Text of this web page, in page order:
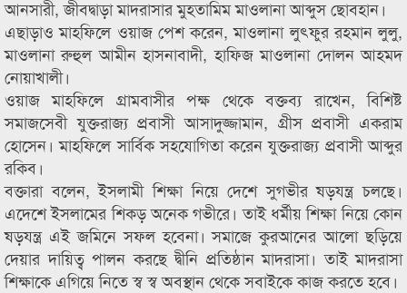
আনসারী, জীবদ্বাড়া মাদরাসার মুহতামিম মাওলানা আব্দুস ছোবহান।
এছাড়াও মাহফিলে ওয়াজ পেশ করেন, মাওলানা লুৎফুর রহমান লুলু,
মাওলানা রুহুল আমীন হাসনাবাদী, হাফিজ মাওলানা দোলন আহমদ
নোয়াখালী।
ওয়াজ মাহফিলে গ্রামবাসীর পক্ষ থেকে বক্তব্য রাখেন, বিশিষ্ট
সমাজসেবী যুক্তরাজ্য প্রবাসী আসাদুজ্জামান, গ্রীস প্রবাসী একরাম
হোসেন। মাহফিলে সার্বিক সহযোগিতা করেন যুক্তরাজ্য প্রবাসী আব্দুর
রকিব।
বক্তারা বলেন, ইসলামী শিক্ষা নিয়ে দেশে সুগভীর ষড়যন্ত্র চলছে।
এদেশে ইসলামের শিকড় অনেক গভীরে। তাই ধর্মীয় শিক্ষা নিয়ে কোন
ষড়যন্ত্র এই জমিনে সফল হবেনা। সমাজে কুরআনের আলো ছড়িয়ে
দেয়ার দায়িত্ব পালন করছে দ্বীনি প্রতিষ্ঠান মাদরাসা। তাই মাদরাসা
শিক্ষাকে এগিয়ে নিতে স্ব স্ব অবস্থান থেকে সবাইকে কাজ করতে হবে।